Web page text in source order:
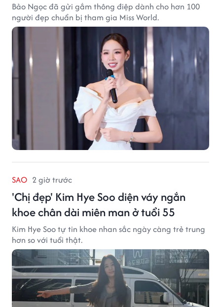
Bảo Ngọc đã gửi gắm thông điệp dành cho hơn 100
người đẹp chuẩn bị tham gia Miss World.
SAO 2 giờ trước
'Chị đẹp' Kim Hye Soo diện váy ngắn
khoe chân dài miên man ở tuổi 55
Kim Hye Soo tự tin khoe nhan sắc ngày càng trẻ trung
hơn so với tuổi thật.